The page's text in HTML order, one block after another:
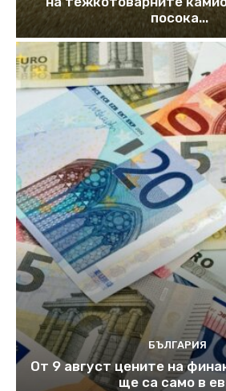
посока...
БЪЛГАРИЯ
От 9 август цените на
ще са само в